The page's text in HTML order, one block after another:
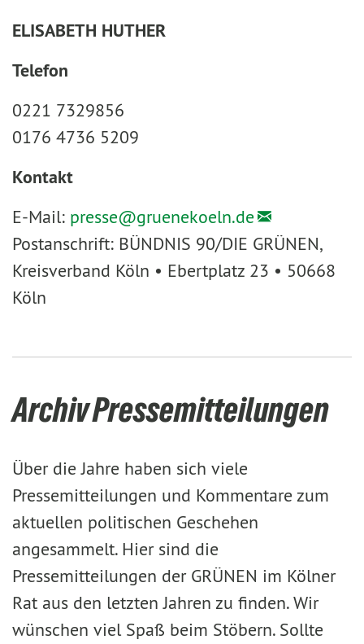
ELISABETH HUTHER
Telefon
0221 7329856
0176 4736 5209
Kontakt
E-Mail: presse@gruenekoeln.de
Postanschrift: BÜNDNIS 90/DIE GRÜNEN,
Kreisverband Köln • Ebertplatz 23 • 50668
Köln
Archiv Pressemitteilungen
Über die Jahre haben sich viele
Pressemitteilungen und Kommentare zum
aktuellen politischen Geschehen
angesammelt. Hier sind die
Pressemitteilungen der GRÜNEN im Kölner
Rat aus den letzten Jahren zu finden. Wir
wünschen viel Spaß beim Stöbern. Sollte